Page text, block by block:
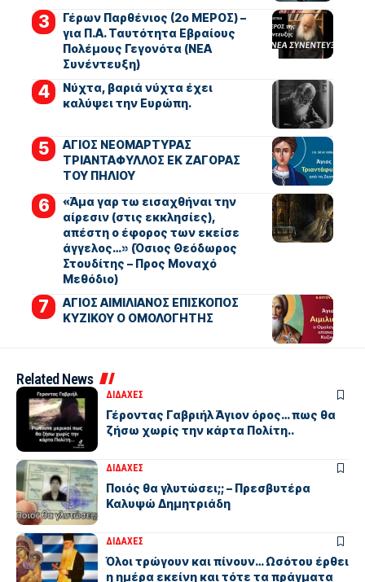
Γέρων Παρθένιος (2ο ΜΕΡΟΣ) –
για Π.Α. Ταυτότητα Εβραίους
Πολέμους Γεγονότα (ΝΕΑ
Συνέντευξη)
Νύχτα, βαριά νύχτα έχει
καλύψει την Ευρώπη.
ΑΓΙΟΣ ΝΕΟΜΑΡΤΥΡΑΣ
ΤΡΙΑΝΤΑΦΥΛΛΟΣ ΕΚ ΖΑΓΟΡΑΣ
ΤΟΥ ΠΗΛΙΟΥ
«Άμα γαρ τω εισαχθήναι την
αίρεσιν (στις εκκλησίες),
απέστη ο έφορος των εκείσε
άγγελος…» (Όσιος Θεόδωρος
Στουδίτης – Προς Μοναχό
Μεθόδιο)
ΑΓΙΟΣ ΑΙΜΙΛΙΑΝΟΣ ΕΠΙΣΚΟΠΟΣ
ΚΥΖΙΚΟΥ Ο ΟΜΟΛΟΓΗΤΗΣ
Related News
ΔΙΔΑΧΕΣ
Γέροντας Γαβριήλ Άγιον όρος… πως θα
ζήσω χωρίς την κάρτα Πολίτη..
ΔΙΔΑΧΕΣ
Ποιός θα γλυτώσει;; – Πρεσβυτέρα
Καλυψώ Δημητριάδη
ΔΙΔΑΧΕΣ
Όλοι τρώγουν και πίνουν… Ωσότου έρθει
η ημέρα εκείνη και τότε τα πράγματα